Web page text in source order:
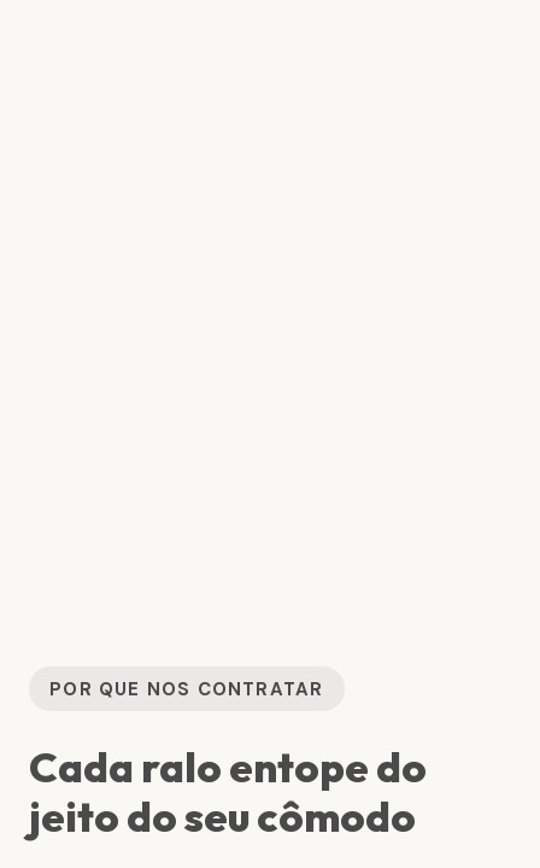
POR QUE NOS CONTRATAR
Cada ralo entope do
jeito do seu cômodo